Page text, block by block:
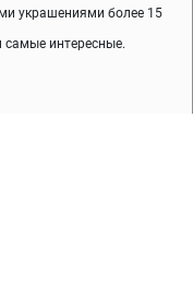
украшениями более 15
интересные.
сплав), которое не
аллергию.
выбирайте те,
курьер.